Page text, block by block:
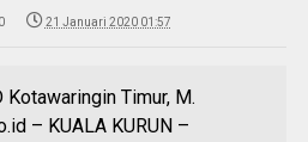
21 Januari 2020 01:57
Kotawaringin Timur, M.
– KUALA KURUN –